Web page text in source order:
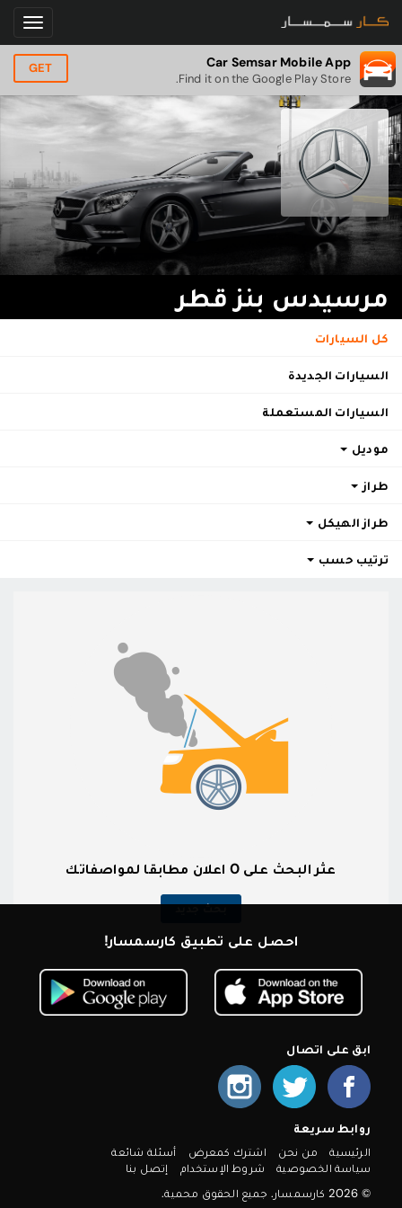
Car Semsar Mobile App
Find it on the Google Play Store.
GET
مرسيدس بنز قطر
كل السيارات
السيارات الجديدة
السيارات المستعملة
موديل
طراز
طراز الهيكل
ترتيب حسب
عثر البحث على 0 اعلان مطابقا لمواصفاتك
بحث جديد
احصل على تطبيق كارسمسار!
ابق على اتصال
روابط سريعة
الرئيسية من نحن اشترك كمعرض
أسئلة شائعة
سياسة الخصوصية
شروط الإستخدام
إتصل بنا
© 2026 كارسمسار. جميع الحقوق محمية.